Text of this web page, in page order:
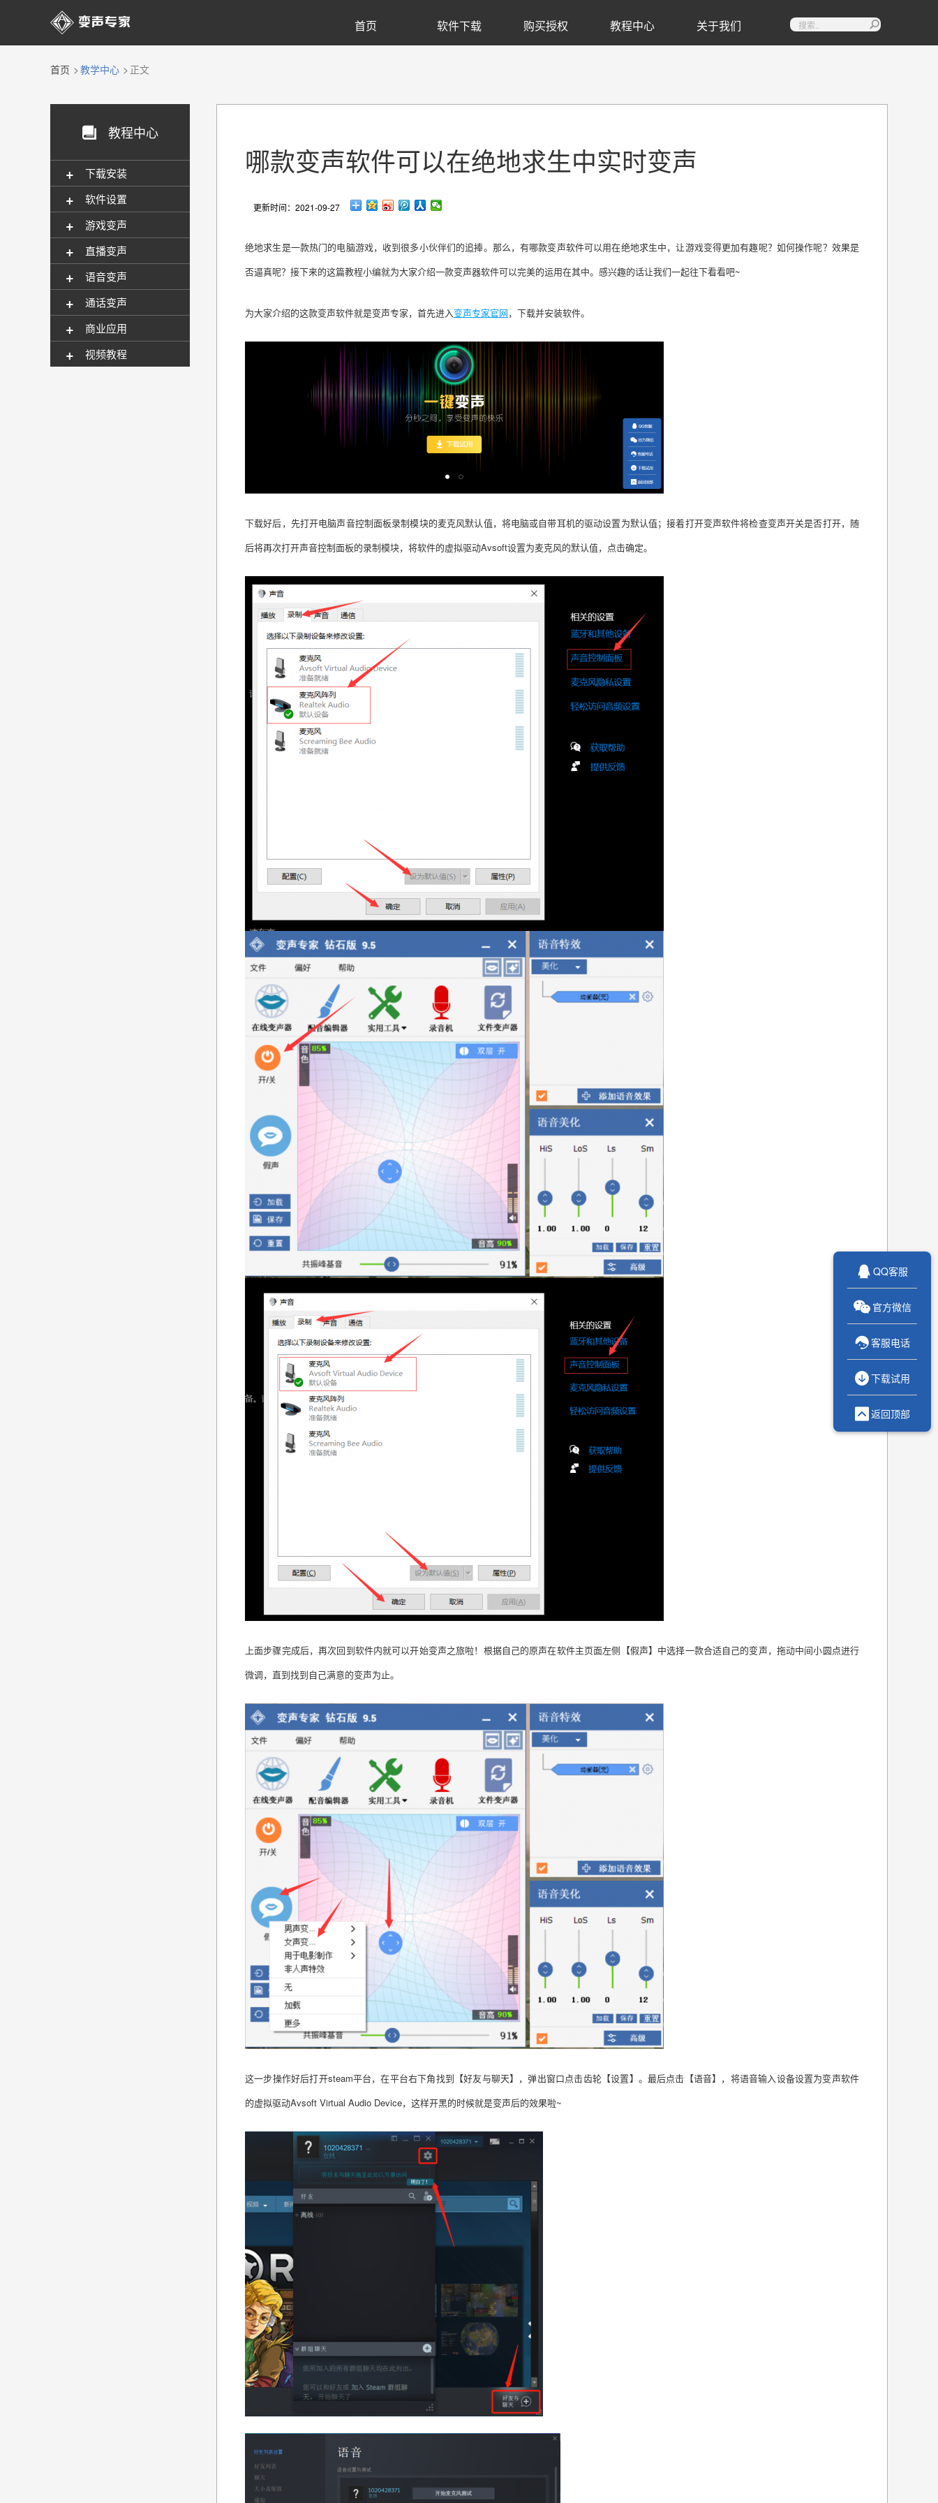
 首页 软件下载 购买授权 教程中心 关于我们 
首页 教学中心 正文
 教程中心
下载安装
+
软件设置
+
游戏变声
+
直播变声
+
语音变声
+
通话变声
+
商业应用
+
视频教程
+
哪款变声软件可以在绝地求生中实时变声
更新时间：2021-09-27
绝地求生是一款热门的电脑游戏，收到很多小伙伴们的追捧。那么，有哪款变声软件可以用在绝地求生中，让游戏变得更加有趣呢？如何操作呢？效果是
否逼真呢？接下来的这篇教程小编就为大家介绍一款变声器软件可以完美的运用在其中。感兴趣的话让我们一起往下看看吧~
为大家介绍的这款变声软件就是变声专家，首先进入变声专家官网，下载并安装软件。
下载好后，先打开电脑声音控制面板录制模块的麦克风默认值，将电脑或自带耳机的驱动设置为默认值；接着打开变声软件将检查变声开关是否打开，随
后将再次打开声音控制面板的录制模块，将软件的虚拟驱动Avsoft设置为麦克风的默认值，点击确定。
上面步骤完成后，再次回到软件内就可以开始变声之旅啦！根据自己的原声在软件主页面左侧【假声】中选择一款合适自己的变声，拖动中间小圆点进行
微调，直到找到自己满意的变声为止。
这一步操作好后打开steam平台，在平台右下角找到 【好友与聊天】，弹出窗口点击齿轮【设置】。 最后点击【语音】，将语音输入设备设置为变声软件
的虚拟驱动Avsoft Virtual Audio Device， 这样开黑的时候就是变声后的效果啦~
 QQ客服
 官方微信
客服电话
下载试用
 返回顶部